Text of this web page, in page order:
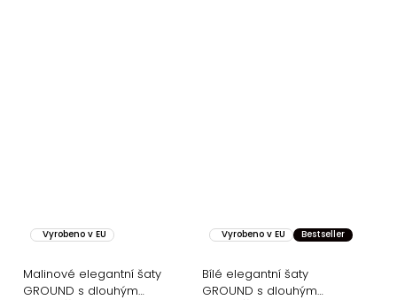
Vyrobeno v EU
Malinové elegantní šaty
GROUND s dlouhým
Vyrobeno v EU Bestseller
Bílé elegantní šaty
GROUND s dlouhým